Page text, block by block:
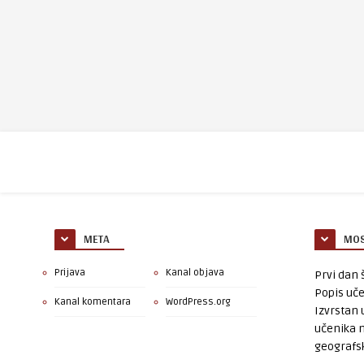
META
Prijava Kanal objava
Kanal komentara WordPress.org
Prvi dan
Popis
Izvrstan
učenika